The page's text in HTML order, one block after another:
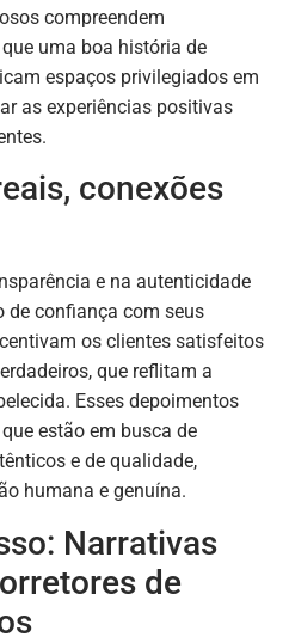
compreendem
uma boa história de
espaços privilegiados em
as experiências positivas
conexões
e na autenticidade
de confiança com seus
os clientes satisfeitos
que reflitam a
Esses depoimentos
estão em busca de
e de qualidade,
humana e genuína.
Narrativas
de